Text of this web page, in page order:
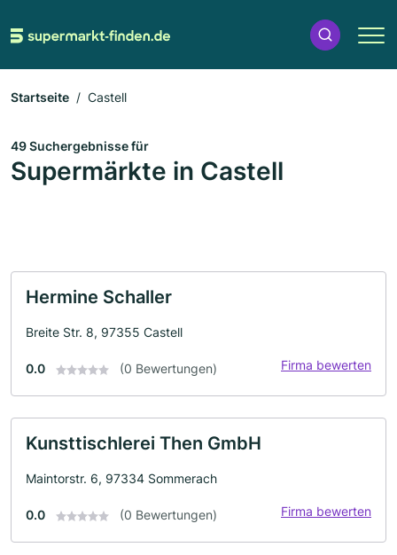
Startseite Castell
49 Suchergebnisse für
Supermärkte in Castell
Hermine Schaller
Breite Str. 8, 97355 Castell
0.0 (0 Bewertungen) Firma bewerten
Kunsttischlerei Then GmbH
Maintorstr. 6, 97334 Sommerach
0.0 (0 Bewertungen) Firma bewerten